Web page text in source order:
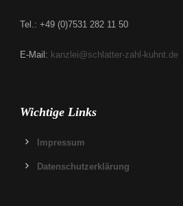
Tel.: +49 (0)7531 282 11 50
E-Mail: kanzlei@schlatter-zahl-kuhnt.de
Wichtige Links
Impressum
Datenschutzerklärung